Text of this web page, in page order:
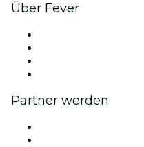
Über Fever
Partner werden